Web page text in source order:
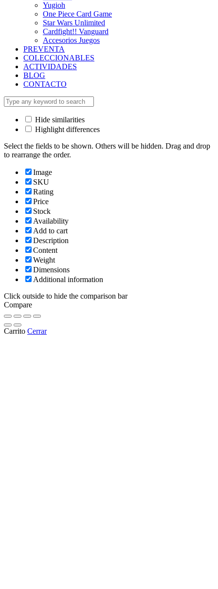
Yugioh
One Piece Card Game
Star Wars Unlimited
Cardfight!! Vanguard
Accesorios Juegos
PREVENTA
COLECCIONABLES
ACTIVIDADES
BLOG
CONTACTO
Hide similarities
Highlight differences
Select the fields to be shown. Others will be hidden. Drag and drop
to rearrange the order.
Image
SKU
Rating
Price
Stock
Availability
Add to cart
Description
Content
Weight
Dimensions
Additional information
Click outside to hide the comparison bar
Compare
Carrito Cerrar